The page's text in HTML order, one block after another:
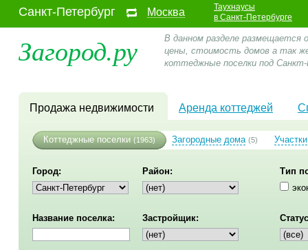
Санкт-Петербург Москва
Таухнаусы
в Санкт-Петербурге
Загород.ру
В данном разделе размещается
цены, стоимость домов а так
коттеджные поселки под
Продажа недвижимости Аренда коттеджей
Коттеджные поселки (1963) Загородные дома (5) Участки
Город: Район:
Тип
Название поселка: Застройщик: